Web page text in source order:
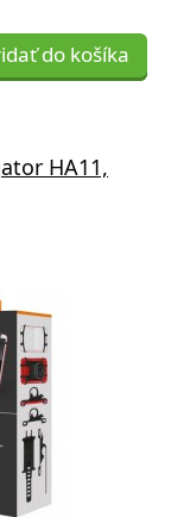
do košíka
HA11,